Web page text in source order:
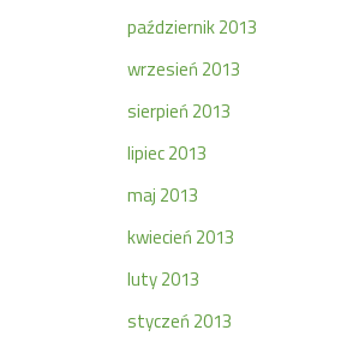
październik 2013
wrzesień 2013
sierpień 2013
lipiec 2013
maj 2013
kwiecień 2013
luty 2013
styczeń 2013